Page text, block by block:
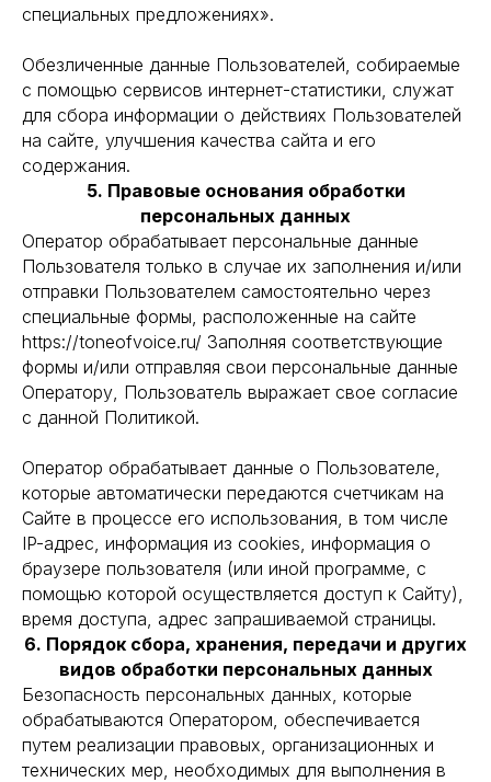
специальных предложениях».
Обезличенные данные Пользователей, собираемые
с помощью сервисов интернет-статистики, служат
для сбора информации о действиях Пользователей
на сайте, улучшения качества сайта и его
содержания.
5. Правовые основания обработки
персональных данных
Оператор обрабатывает персональные данные
Пользователя только в случае их заполнения и/или
отправки Пользователем самостоятельно через
специальные формы, расположенные на сайте
https://toneofvoice.ru/ Заполняя соответствующие
формы и/или отправляя свои персональные данные
Оператору, Пользователь выражает свое согласие
с данной Политикой.
Оператор обрабатывает данные о Пользователе,
которые автоматически передаются счетчикам на
Сайте в процессе его использования, в том числе
IP-адрес, информация из cookies, информация о
браузере пользователя (или иной программе, с
помощью которой осуществляется доступ к Сайту),
время доступа, адрес запрашиваемой страницы.
6. Порядок сбора, хранения, передачи и других
видов обработки персональных данных
Безопасность персональных данных, которые
обрабатываются Оператором, обеспечивается
путем реализации правовых, организационных и
технических мер, необходимых для выполнения в